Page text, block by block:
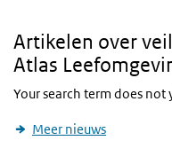
Artikelen over
Atlas
Your search term does not
Meer nieuws